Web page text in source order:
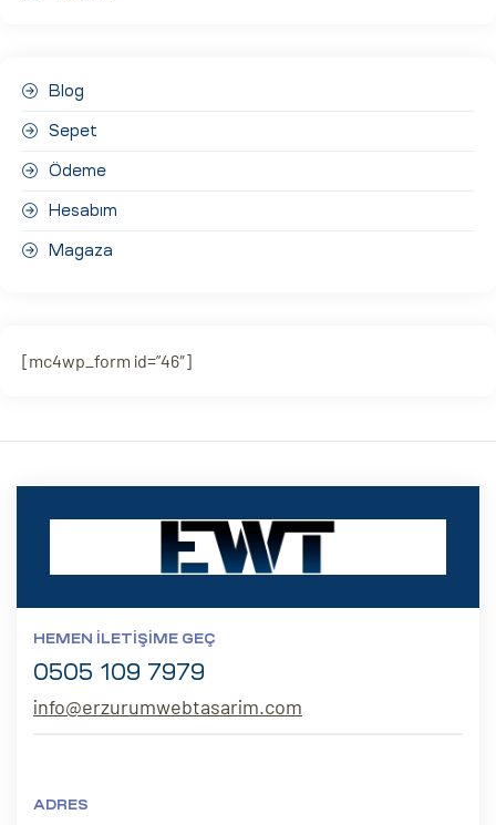
Blog
Sepet
Ödeme
Hesabım
Magaza
[mc4wp_form id=”46″]
HEMEN İLETIŞIME GEÇ
0505 109 7979
info@erzurumwebtasarim.com
ADRES